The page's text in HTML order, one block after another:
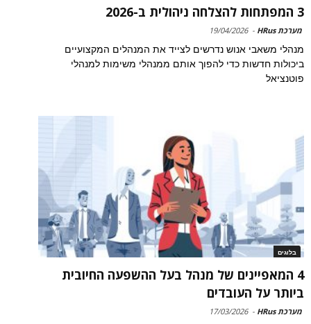
3 המפתחות להצלחה ניהולית ב-2026
מערכת HRus -
19/04/2026
מנהלי משאבי אנוש נדרשים לצייד את המנהלים המקצועיים
ביכולות חדשות כדי להפוך אותם ממנהלי משימות למנהלי
פוטנציאל
בלוגים
4 המאפיינים של מנהל בעל ההשפעה החיובית
ביותר על העובדים
מערכת HRus -
17/03/2026